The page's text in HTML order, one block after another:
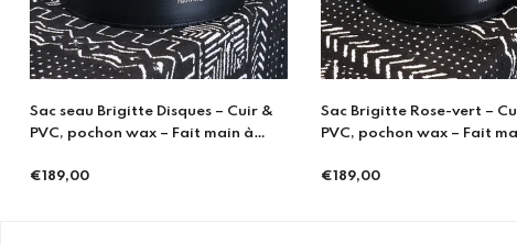
Sac Brigitte Rose-vert – Cuir &
PVC, pochon wax – Fait main à
€189,00
Cache Pot - Ecailles Bleu